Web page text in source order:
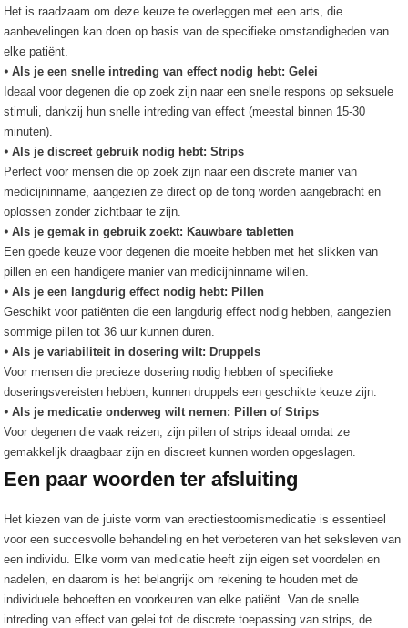
Het is raadzaam om deze keuze te overleggen met een arts, die
aanbevelingen kan doen op basis van de specifieke omstandigheden van
elke patiënt.
⦁ Als je een snelle intreding van effect nodig hebt: Gelei
Ideaal voor degenen die op zoek zijn naar een snelle respons op seksuele
stimuli, dankzij hun snelle intreding van effect (meestal binnen 15-30
minuten).
⦁ Als je discreet gebruik nodig hebt: Strips
Perfect voor mensen die op zoek zijn naar een discrete manier van
medicijninname, aangezien ze direct op de tong worden aangebracht en
oplossen zonder zichtbaar te zijn.
⦁ Als je gemak in gebruik zoekt: Kauwbare tabletten
Een goede keuze voor degenen die moeite hebben met het slikken van
pillen en een handigere manier van medicijninname willen.
⦁ Als je een langdurig effect nodig hebt: Pillen
Geschikt voor patiënten die een langdurig effect nodig hebben, aangezien
sommige pillen tot 36 uur kunnen duren.
⦁ Als je variabiliteit in dosering wilt: Druppels
Voor mensen die precieze dosering nodig hebben of specifieke
doseringsvereisten hebben, kunnen druppels een geschikte keuze zijn.
⦁ Als je medicatie onderweg wilt nemen: Pillen of Strips
Voor degenen die vaak reizen, zijn pillen of strips ideaal omdat ze
gemakkelijk draagbaar zijn en discreet kunnen worden opgeslagen.
Een paar woorden ter afsluiting
Het kiezen van de juiste vorm van erectiestoornismedicatie is essentieel
voor een succesvolle behandeling en het verbeteren van het seksleven van
een individu. Elke vorm van medicatie heeft zijn eigen set voordelen en
nadelen, en daarom is het belangrijk om rekening te houden met de
individuele behoeften en voorkeuren van elke patiënt. Van de snelle
intreding van effect van gelei tot de discrete toepassing van strips, de